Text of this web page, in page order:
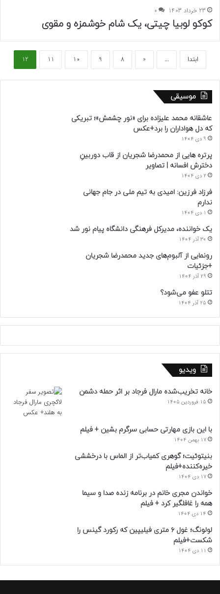
23 خرداد 1403 0
کوکو لوبیا چیتی، یک شام خوشمزه و مقوی
ابتدا ...
«
8
9
10
11
12
موسیقی
عاشقانه محمد علیزاده برای «نور چشمش»؛ تبریکی
که دل هواداران را برد+عکس
9 دی 1404
پرتره هایی از محمدرضا شجریان از قاب دوربینِ
دخترش افسانه | تصاویر
2 دی 1404
فرزاد فرزین: امیدی به تیم ملی در جام جهانی
ندارم
1 دی 1404
یک خواننده، مدیرکل فرهنگی دانشگاه پیام نور شد
30 آذر 1404
رونمایی از آلبوم‌های جدید محمدرضا شجریان
+جزئیات
29 آذر 1404
تتلو عفو می‌شود؟
25 آذر 1404
ویدیو
خانه تخریب‌شده مارال فرجاد بر اثر حمله دشمن
15 فروردین 1405
با این بازی مهارتی حسابی سرگرم بشین + فیلم
17 بهمن 1404
بنیتوئیت؛ گوهری کمیاب‌تر از الماس با درخششی
خیره‌کننده+فیلم
17 دی 1404
خواندن مجری خانم در برنامه زنده صدا و سیما
همه را غافلگیر کرد + فیلم
14 دی 1404
لولونگ؛ غول ۶ متری فیلیپین که رکورد گینس را
شکست+فیلم
11 دی 1404